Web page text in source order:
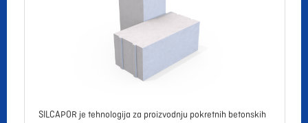
SILCAPOR je tehnologija za proizvodnju pokretnih betonskih